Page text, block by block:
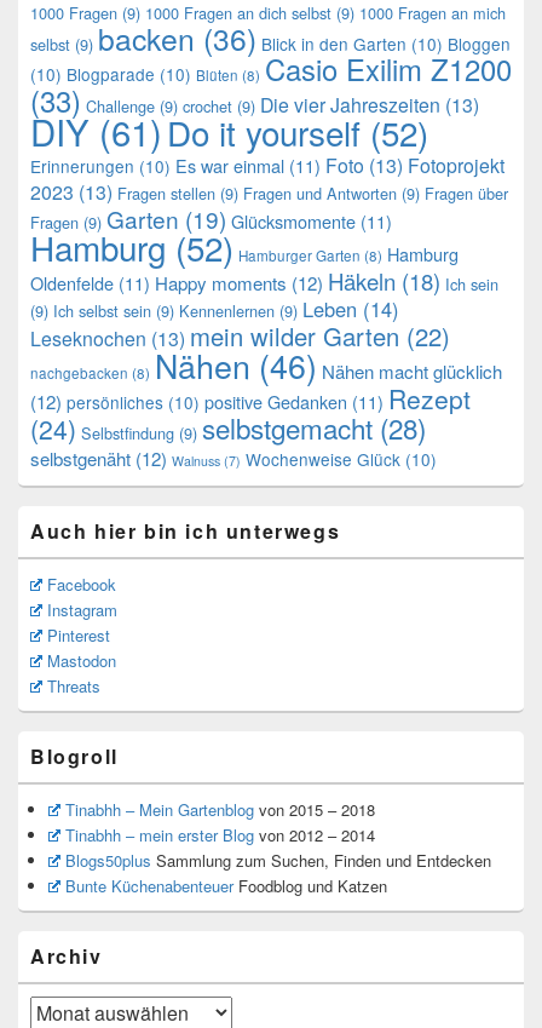
1000 Fragen (9) 1000 Fragen an dich selbst (9) 1000 Fragen an mich
selbst (9) backen (36) Blick in den Garten (10) Bloggen
(10) Blogparade (10) Blüten (8) Casio Exilim Z1200
(33) Challenge (9) crochet (9) Die vier Jahreszeiten (13)
DIY (61)Do it yourself (52)
Erinnerungen (10) Es war einmal (11) Foto (13) Fotoprojekt
2023 (13) Fragen stellen (9) Fragen und Antworten (9) Fragen über
Fragen (9) Garten (19) Glücksmomente (11)
Hamburg (52) Hamburger Garten (8) Hamburg
Oldenfelde (11) Happy moments (12) Häkeln (18) Ich sein
(9) Ich selbst sein (9) Kennenlernen (9) Leben (14)
Leseknochen (13) mein wilder Garten (22)
nachgebacken (8) Nähen (46) Nähen macht glücklich
(12) persönliches (10) positive Gedanken (11) Rezept
(24) Selbstfindung (9) selbstgemacht (28)
selbstgenäht (12) Walnuss (7) Wochenweise Glück (10)
Auch hier bin ich unterwegs
Facebook
Instagram
Pinterest
Mastodon
Threats
Blogroll
Tinabhh – Mein Gartenblogvon 2015 – 2018
Tinabhh – mein erster Blogvon 2012 – 2014
Blogs50plus Sammlung zum Suchen, Finden und Entdecken
Bunte KüchenabenteuerFoodblog und Katzen
Archiv
Archiv